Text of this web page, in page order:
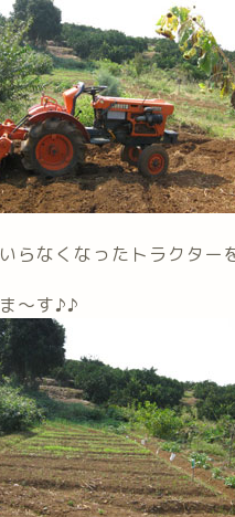
らなくなったトラクター
～す♪♪